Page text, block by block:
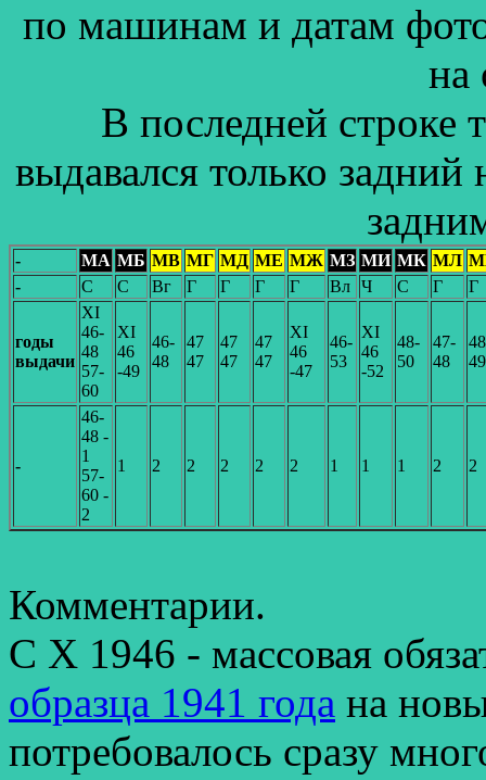
по машинам и датам
на
В последней строке
выдавался только
- МА МБ МВ МГ МД МЕ МЖ МЗ МИ МК МЛ
-
С С Вг Г Г Г Г Вл Ч С Г Г
годы
выдачи
XI
46-
48
57-
60
XI
46
-49
46-
48
47
47
47
47
47
47
XI
46
-47
46-
53
XI
46
-52
48-
50
47-
48
49
-
46-
48 -
1
57-
60 -
2
1 2 2 2 2 2 1 1 1 2 2
Комментарии.
С X 1946 - массовая
образца 1941 года на
потребовалось сразу